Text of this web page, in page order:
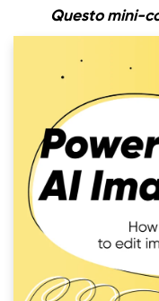
Questo mini-